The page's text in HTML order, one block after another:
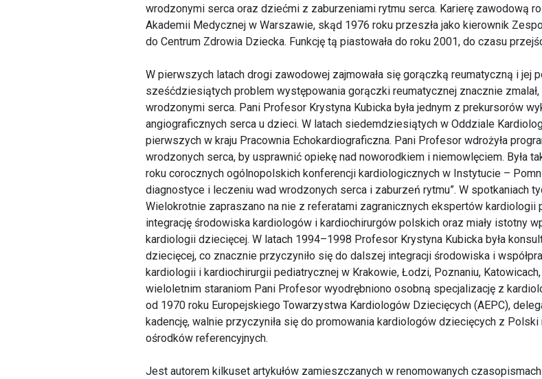
wrodzonymi serca oraz dziećmi z zaburzeniami rytmu serca. Karierę zawodową
Akademii Medycznej w Warszawie, skąd 1976 roku przeszła jako kierownik
do Centrum Zdrowia Dziecka. Funkcję tą piastowała do roku 2001, do czasu
W pierwszych latach drogi zawodowej zajmowała się gorączką reumatyczną i jej
sześćdziesiątych problem występowania gorączki reumatycznej znacznie
wrodzonymi serca. Pani Profesor Krystyna Kubicka była jednym z prekursorów
angiograficznych serca u dzieci. W latach siedemdziesiątych w Oddziale
pierwszych w kraju Pracownia Echokardiograficzna. Pani Profesor wdrożyła
wrodzonych serca, by usprawnić opiekę nad noworodkiem i niemowlęciem. Była
roku corocznych ogólnopolskich konferencji kardiologicznych w Instytucie –
diagnostyce i leczeniu wad wrodzonych serca i zaburzeń rytmu”. W spotkaniach
Wielokrotnie zapraszano na nie z referatami zagranicznych ekspertów kardiologii
integrację środowiska kardiologów i kardiochirurgów polskich oraz miały istotny
kardiologii dziecięcej. W latach 1994–1998 Profesor Krystyna Kubicka była
dziecięcej, co znacznie przyczyniło się do dalszej integracji środowiska i
kardiologii i kardiochirurgii pediatrycznej w Krakowie, Łodzi, Poznaniu,
wieloletnim staraniom Pani Profesor wyodrębniono osobną specjalizację z
od 1970 roku Europejskiego Towarzystwa Kardiologów Dziecięcych (AEPC),
kadencję, walnie przyczyniła się do promowania kardiologów dziecięcych z
ośrodków referencyjnych.
Jest autorem kilkuset artykułów zamieszczanych w renomowanych